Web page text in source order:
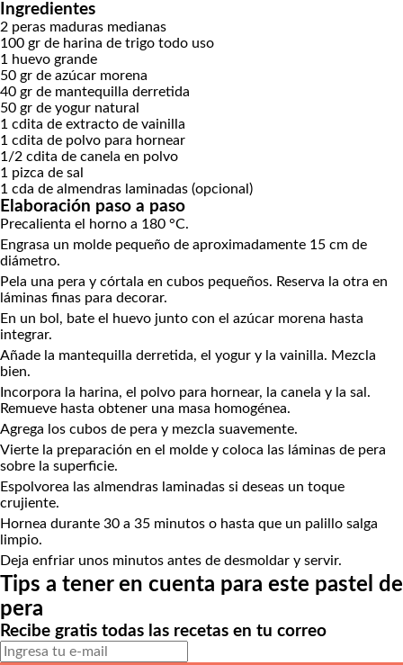
Ingredientes
2 peras maduras medianas
100 gr de harina de trigo todo uso
1 huevo grande
50 gr de azúcar morena
40 gr de mantequilla derretida
50 gr de yogur natural
1 cdita de extracto de vainilla
1 cdita de polvo para hornear
1/2 cdita de canela en polvo
1 pizca de sal
1 cda de almendras laminadas (opcional)
Elaboración paso a paso
Precalienta el horno a 180 °C.
Engrasa un molde pequeño de aproximadamente 15 cm de
diámetro.
Pela una pera y córtala en cubos pequeños. Reserva la otra en
láminas finas para decorar.
En un bol, bate el huevo junto con el azúcar morena hasta
integrar.
Añade la mantequilla derretida, el yogur y la vainilla. Mezcla
bien.
Incorpora la harina, el polvo para hornear, la canela y la sal.
Remueve hasta obtener una masa homogénea.
Agrega los cubos de pera y mezcla suavemente.
Vierte la preparación en el molde y coloca las láminas de pera
sobre la superficie.
Espolvorea las almendras laminadas si deseas un toque
crujiente.
Hornea durante 30 a 35 minutos o hasta que un palillo salga
limpio.
Deja enfriar unos minutos antes de desmoldar y servir.
Tips a tener en cuenta para este pastel de
pera
Recibe gratis todas las recetas en tu correo